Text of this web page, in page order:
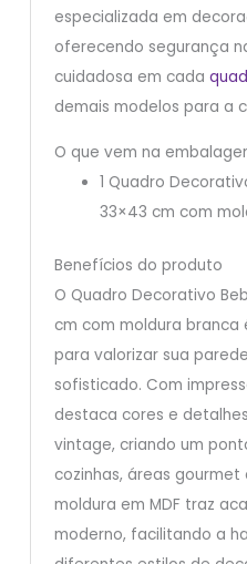
especializada em
oferecendo segurança
cuidadosa em cada
demais modelos para a
O que vem na
1 Quadro
33×43 cm com
Benefícios do produto
O Quadro Decorativo
cm com moldura
para valorizar sua
sofisticado. Com
destaca cores e
vintage, criando um
cozinhas, áreas gourmet
moldura em MDF traz
moderno, facilitando a